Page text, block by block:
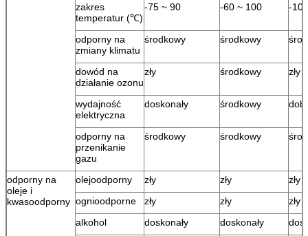
zakres
temperatur (℃)
-75 ~ 90 -60 ~ 100 -
odporny na
zmiany klimatu
środkowy środkowy
dowód na
działanie ozonu
zły środkowy zły
wydajność
elektryczna
doskonały środkowy
odporny na
przenikanie
gazu
środkowy środkowy
odporny na
oleje i
kwasoodporny
olejoodporny zły zły
zły
ognioodporne
zły zły
zły
alkohol
doskonały doskonały